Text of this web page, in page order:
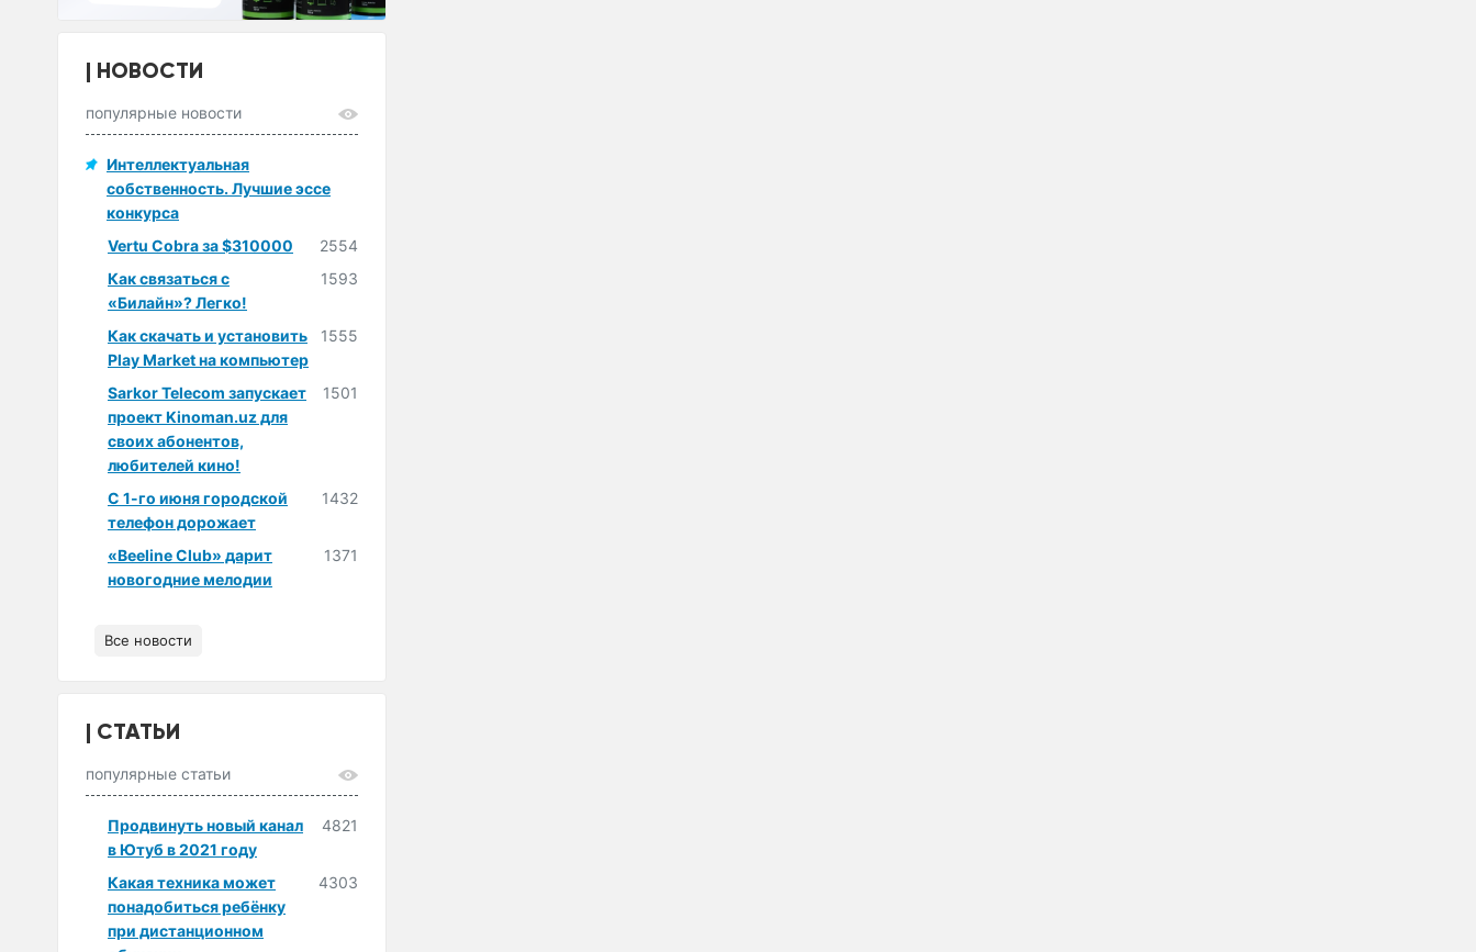
НОВОСТИ
популярные новости
Интеллектуальная
собственность. Лучшие эссе
конкурса
Vertu Cobra за $310000
2554
Как связаться с
«Билайн»? Легко!
1593
Как скачать и установить
Play Market на компьютер
1555
Sarkor Telecom запускает
проект Kinoman.uz для
своих абонентов,
любителей кино!
1501
С 1-го июня городской
телефон дорожает
1432
«Beeline Club» дарит
новогодние мелодии
1371
Все новости
СТАТЬИ
популярные статьи
Продвинуть новый канал
в Ютуб в 2021 году
4821
Какая техника может
понадобиться ребёнку
при дистанционном
4303